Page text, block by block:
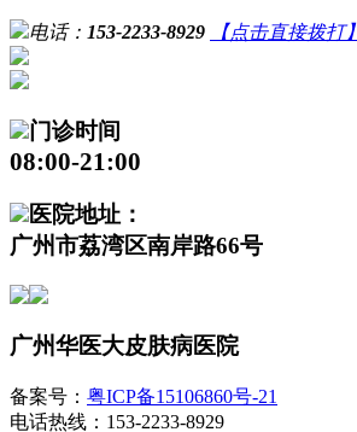
电话： 153-2233-8929 【点击直接拨打】
门诊时间
08:00-21:00
医院地址：
广州市荔湾区南岸路66号
广州华医大皮肤病医院
备案号： 粤ICP备15106860号-21
电话热线：153-2233-8929